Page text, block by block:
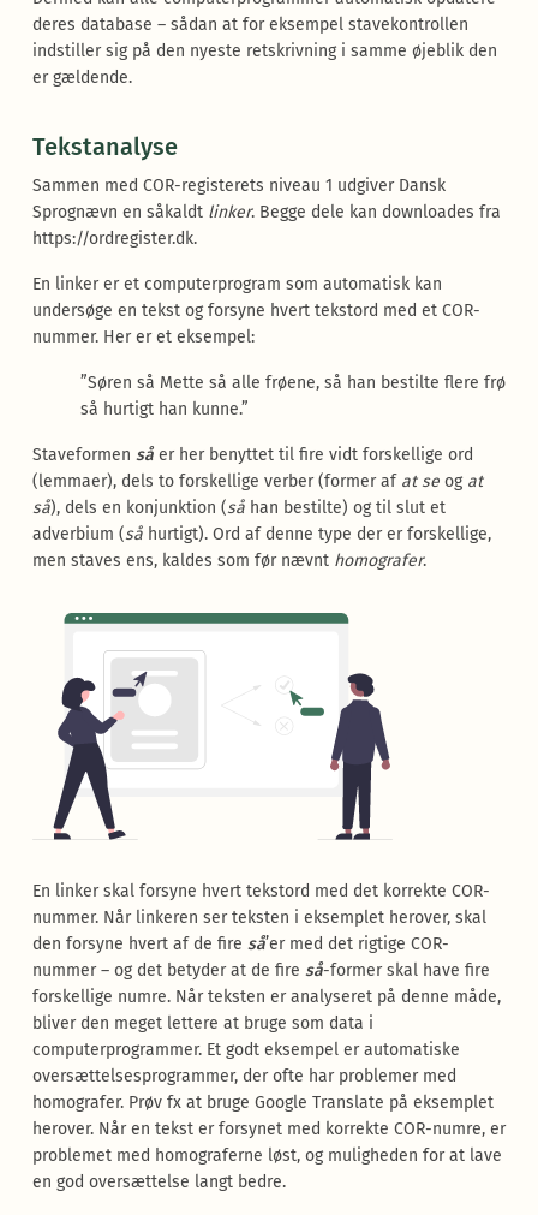
deres database – sådan at for eksempel stavekontrollen
indstiller sig på den nyeste retskrivning i samme øjeblik den
er gældende.
Tekstanalyse
Sammen med COR-registerets niveau 1 udgiver Dansk
Sprognævn en såkaldt linker. Begge dele kan downloades fra
https://ordregister.dk.
En linker er et computerprogram som automatisk kan
undersøge en tekst og forsyne hvert tekstord med et COR-
nummer. Her er et eksempel:
”Søren så Mette så alle frøene, så han bestilte flere frø
så hurtigt han kunne.”
Staveformen såer her benyttet til fire vidt forskellige ord
(lemmaer), dels to forskellige verber (former af at seog at
så), dels en konjunktion (såhan bestilte) og til slut et
adverbium (såhurtigt). Ord af denne type der er forskellige,
men staves ens, kaldes som før nævnt homografer.
En linker skal forsyne hvert tekstord med det korrekte COR-
nummer. Når linkeren ser teksten i eksemplet herover, skal
den forsyne hvert af de fire så’er med det rigtige COR-
nummer – og det betyder at de fire så-former skal have fire
forskellige numre. Når teksten er analyseret på denne måde,
bliver den meget lettere at bruge som data i
computerprogrammer. Et godt eksempel er automatiske
oversættelsesprogrammer, der ofte har problemer med
homografer. Prøv fx at bruge Google Translate på eksemplet
herover. Når en tekst er forsynet med korrekte COR-numre, er
problemet med homograferne løst, og muligheden for at lave
en god oversættelse langt bedre.